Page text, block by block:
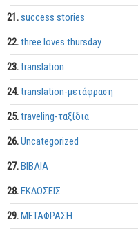
success stories
three loves thursday
translation
translation-μετάφραση
traveling-ταξίδια
Uncategorized
ΒΙΒΛΙΑ
ΕΚΔΟΣΕΙΣ
ΜΕΤΑΦΡΑΣΗ